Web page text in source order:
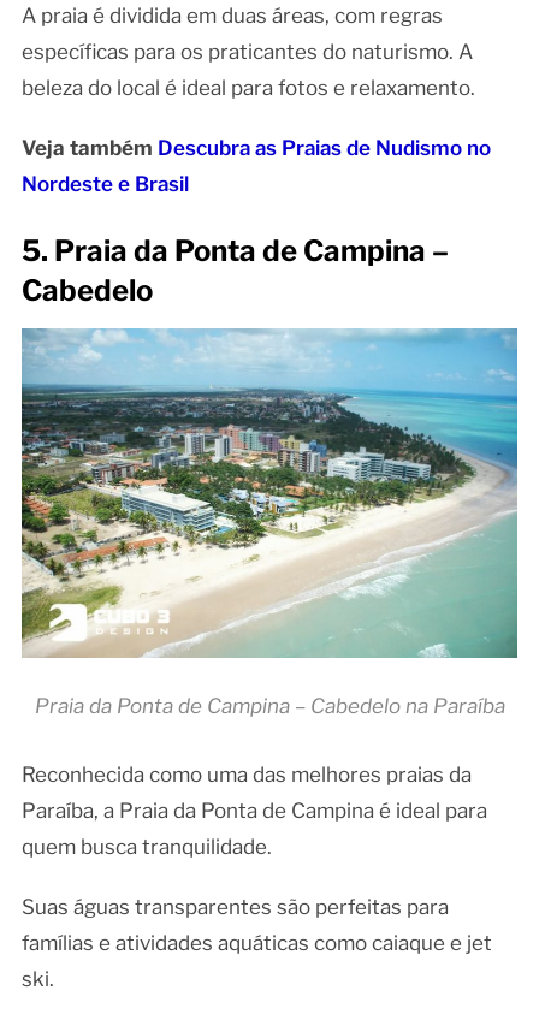
A praia é dividida em duas áreas, com regras
específicas para os praticantes do naturismo. A
beleza do local é ideal para fotos e relaxamento.
Veja também Descubra as Praias de Nudismo no
Nordeste e Brasil
5. Praia da Ponta de Campina –
Cabedelo
Praia da Ponta de Campina – Cabedelo na Paraíba
Reconhecida como uma das melhores praias da
Paraíba, a Praia da Ponta de Campina é ideal para
quem busca tranquilidade.
Suas águas transparentes são perfeitas para
famílias e atividades aquáticas como caiaque e jet
ski.